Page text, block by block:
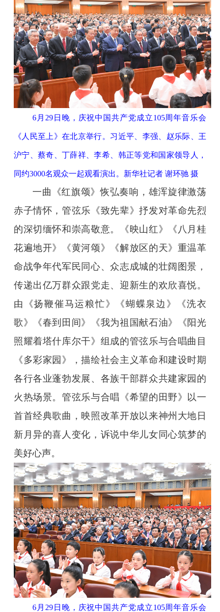
6月29日晚，庆祝中国共产党成立105周年音乐会
《人民至上》在北京举行。习近平、李强、赵乐际、王
沪宁、蔡奇、丁薛祥、李希、韩正等党和国家领导人，
同约3000名观众一起观看演出。新华社记者 谢环驰 摄
一曲《红旗颂》恢弘奏响，雄浑旋律激荡
赤子情怀，管弦乐《致先辈》抒发对革命先烈
的深切缅怀和崇高敬意。《映山红》《八月桂
花遍地开》《黄河颂》《解放区的天》重温革
命战争年代军民同心、众志成城的壮阔图景，
传递出亿万群众跟党走、迎新生的欢欣喜悦。
由《扬鞭催马运粮忙》《蝴蝶泉边》《洗衣
歌》《春到田间》《我为祖国献石油》《阳光
照耀着塔什库尔干》组成的管弦乐与合唱曲目
《多彩家园》，描绘社会主义革命和建设时期
各行各业蓬勃发展、各族干部群众共建家园的
火热场景。管弦乐与合唱《希望的田野》以一
首首经典歌曲，映照改革开放以来神州大地日
新月异的喜人变化，诉说中华儿女同心筑梦的
美好心声。
6月29日晚，庆祝中国共产党成立105周年音乐会